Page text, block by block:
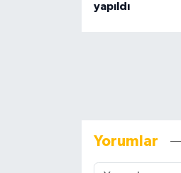
yapıldı
Yorumlar